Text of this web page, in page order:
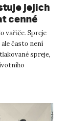
jejich
cenné
vařiče. Spreje
často není
spreje,